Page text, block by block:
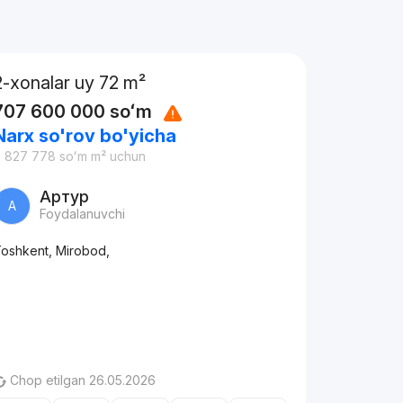
xonalar uy 72 m²
600 000 soʻm
so'rov bo'yicha
827 778 soʻm m² uchun
А Артур
Foydalanuvchi
Mirobod,
Chop etilgan 26.05.2026